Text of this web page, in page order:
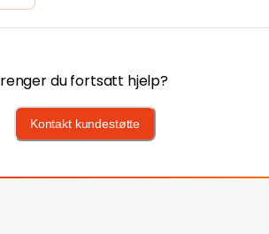
du fortsatt hjelp?
Kontakt kundestøtte